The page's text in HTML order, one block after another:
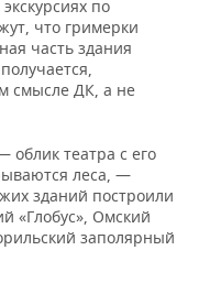
по
что гримерки
часть здания
смысле ДК, а не
театра с его
леса, —
зданий построили
«Глобус», Омский
заполярный